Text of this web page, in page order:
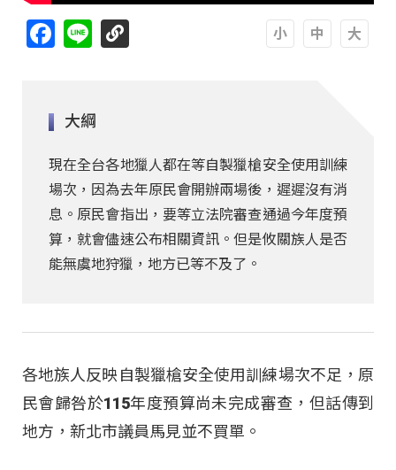
Facebook
Line
大綱
現在全台各地獵人都在等自製獵槍安全使用訓練
場次，因為去年原民會開辦兩場後，遲遲沒有消
息。原民會指出，要等立法院審查通過今年度預
算，就會儘速公布相關資訊。但是攸關族人是否
能無虞地狩獵，地方已等不及了。
各地族人反映自製獵槍安全使用訓練場次不足，原
民會歸咎於115年度預算尚未完成審查，但話傳到
地方，新北市議員馬見並不買單。